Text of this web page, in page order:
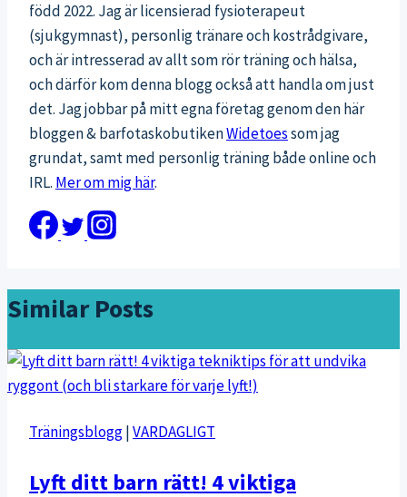
född 2022. Jag är licensierad fysioterapeut
(sjukgymnast), personlig tränare och kostrådgivare,
och är intresserad av allt som rör träning och hälsa,
och därför kom denna blogg också att handla om just
det. Jag jobbar på mitt egna företag genom den här
bloggen & barfotaskobutikenWidetoessom jag
grundat, samt med personlig träning både online och
IRL. Mer om mig här.
Similar Posts
Träningsblogg|VARDAGLIGT
Lyft ditt barn rätt! 4 viktiga